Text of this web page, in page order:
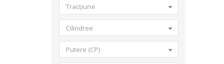
Tracțiune
Cilindree
Putere (CP)